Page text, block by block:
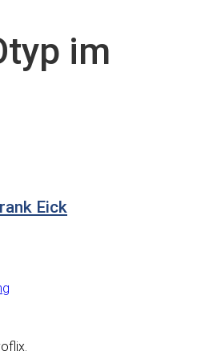
im
Eick